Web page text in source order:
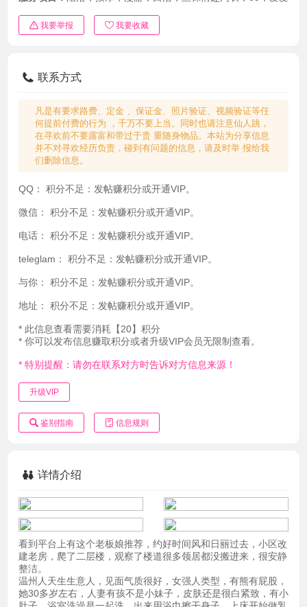
我要举报 我要收藏
联系方式
凡是有要求路费、定金 、保证金、照片验证、视频验证等任
何提前付费的行为 ，千万不要上当。同时也请注意仙人跳，
在寻欢前不要露富和带过于贵 重随身物品。本站为分享信息
并不对寻欢经历负责，碰到有问题的信息，请及时举 报给我
们删除信息。
QQ： 积分不足：发帖赚积分或开通VIP。
微信： 积分不足：发帖赚积分或开通VIP。
电话： 积分不足：发帖赚积分或开通VIP。
teleglam： 积分不足：发帖赚积分或开通VIP。
与你： 积分不足：发帖赚积分或开通VIP。
地址： 积分不足：发帖赚积分或开通VIP。
* 此信息查看需要消耗【20】积分
* 你可以发布信息赚取积分或者升级VIP会员无限制查看。
* 特别提醒：请勿在联系对方时告诉对方信息来源！
升级VIP
鉴别指南 信息规则
详情介绍
看到平台上有这个老板娘推荐，约好时间风和日丽过去，小区改
建老房，爬了二层楼，观察了楼道很多领居都没搬进来，很安静
整洁。
温州人天生生意人，见面气质很好，女强人类型，有熊有屁股，
她30多岁左右，人妻有孩不是小妹子，皮肤还是很白紧致，有小